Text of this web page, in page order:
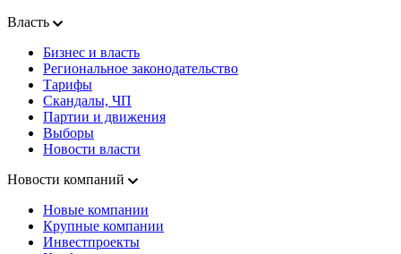
Власть
Бизнес и власть
Региональное законодательство
Тарифы
Скандалы, ЧП
Партии и движения
Выборы
Новости власти
Новости компаний
Новые компании
Крупные компании
Инвестпроекты